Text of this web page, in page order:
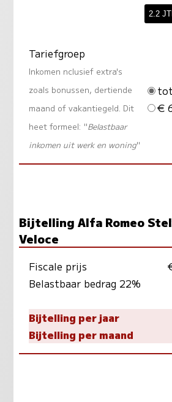
Tariefgroep
Inkomen nclusief extra's
zoals bonussen, dertiende
maand of vakantiegeld. Dit
heet formeel: "Belastbaar
inkomen uit werk en woning"
€
Bijtelling Alfa Romeo
Veloce
Fiscale prijs
Belastbaar bedrag 22%
Bijtelling per jaar
Bijtelling per maand